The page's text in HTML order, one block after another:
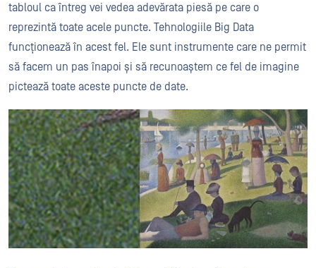
tabloul ca întreg vei vedea adevărata piesă pe care o
reprezintă toate acele puncte. Tehnologiile Big Data
funcționează în acest fel. Ele sunt instrumente care ne permit
să facem un pas înapoi și să recunoaștem ce fel de imagine
pictează toate aceste puncte de date.